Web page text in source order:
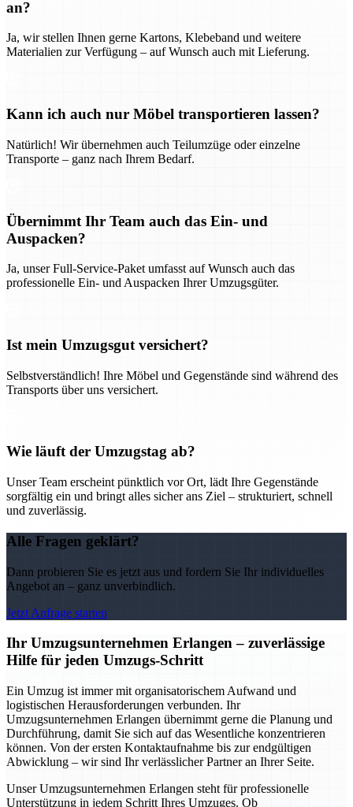
an?
Ja, wir stellen Ihnen gerne Kartons, Klebeband und weitere
Materialien zur Verfügung – auf Wunsch auch mit Lieferung.
Kann ich auch nur Möbel transportieren lassen?
Natürlich! Wir übernehmen auch Teilumzüge oder einzelne
Transporte – ganz nach Ihrem Bedarf.
Übernimmt Ihr Team auch das Ein- und
Auspacken?
Ja, unser Full-Service-Paket umfasst auf Wunsch auch das
professionelle Ein- und Auspacken Ihrer Umzugsgüter.
Ist mein Umzugsgut versichert?
Selbstverständlich! Ihre Möbel und Gegenstände sind während des
Transports über uns versichert.
Wie läuft der Umzugstag ab?
Unser Team erscheint pünktlich vor Ort, lädt Ihre Gegenstände
sorgfältig ein und bringt alles sicher ans Ziel – strukturiert, schnell
und zuverlässig.
Alle Fragen geklärt?
Dann probieren Sie es jetzt aus und fordern Sie Ihr individuelles
Angebot an – ganz unverbindlich.
Jetzt Anfrage starten
Ihr Umzugsunternehmen Erlangen – zuverlässige
Hilfe für jeden Umzugs-Schritt
Ein Umzug ist immer mit organisatorischem Aufwand und
logistischen Herausforderungen verbunden. Ihr
Umzugsunternehmen Erlangen übernimmt gerne die Planung und
Durchführung, damit Sie sich auf das Wesentliche konzentrieren
können. Von der ersten Kontaktaufnahme bis zur endgültigen
Abwicklung – wir sind Ihr verlässlicher Partner an Ihrer Seite.
Unser Umzugsunternehmen Erlangen steht für professionelle
Unterstützung in jedem Schritt Ihres Umzuges. Ob